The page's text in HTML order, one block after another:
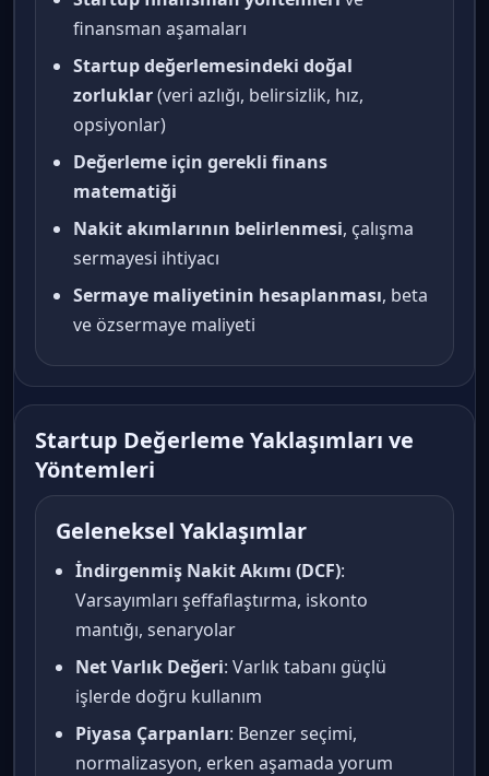
finansman aşamaları
Startup değerlemesindeki doğal
zorluklar(veri azlığı, belirsizlik, hız,
opsiyonlar)
Değerleme için gerekli finans
matematiği
Nakit akımlarının belirlenmesi, çalışma
sermayesi ihtiyacı
Sermaye maliyetinin hesaplanması, beta
ve özsermaye maliyeti
Startup Değerleme Yaklaşımları ve
Yöntemleri
Geleneksel Yaklaşımlar
İndirgenmiş Nakit Akımı (DCF):
Varsayımları şeffaflaştırma, iskonto
mantığı, senaryolar
Net Varlık Değeri: Varlık tabanı güçlü
işlerde doğru kullanım
Piyasa Çarpanları: Benzer seçimi,
normalizasyon, erken aşamada yorum